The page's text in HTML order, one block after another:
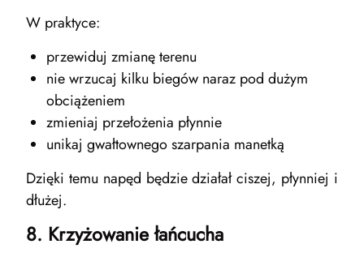
W praktyce:
przewiduj zmianę terenu
nie wrzucaj kilku biegów naraz pod dużym
obciążeniem
zmieniaj przełożenia płynnie
unikaj gwałtownego szarpania manetką
Dzięki temu napęd będzie działał ciszej, płynniej i
dłużej.
8. Krzyżowanie łańcucha